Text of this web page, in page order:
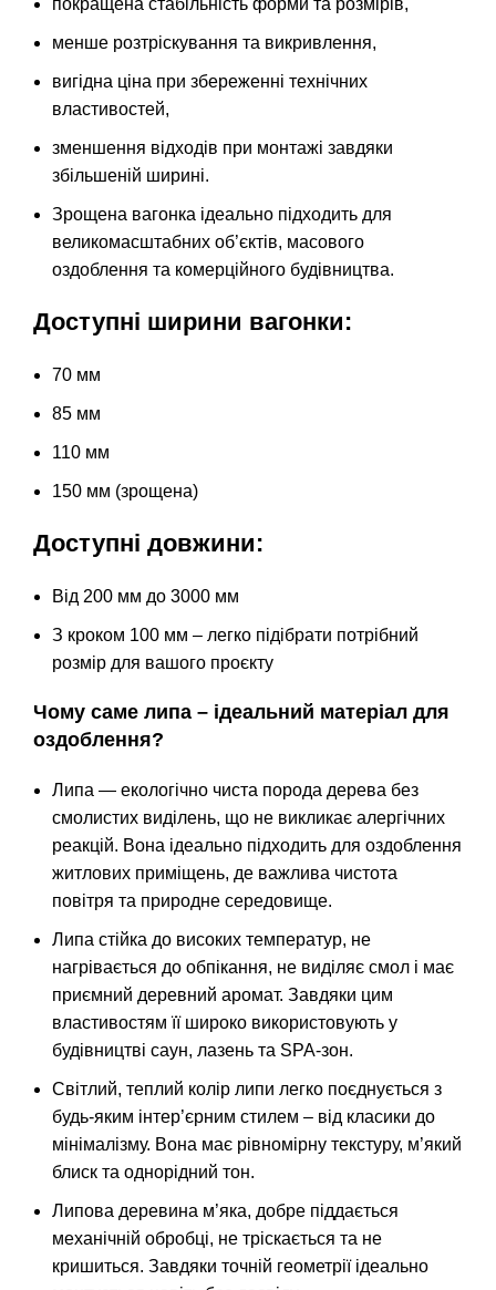
покращена стабільність форми та розмірів,
менше розтріскування та викривлення,
вигідна ціна при збереженні технічних
властивостей,
зменшення відходів при монтажі завдяки
збільшеній ширині.
Зрощена вагонка ідеально підходить для
великомасштабних об’єктів, масового
оздоблення та комерційного будівництва.
Доступні ширини вагонки:
70 мм
85 мм
110 мм
150 мм (зрощена)
Доступні довжини:
Від 200 мм до 3000 мм
З кроком 100 мм – легко підібрати потрібний
розмір для вашого проєкту
Чому саме липа – ідеальний матеріал для
оздоблення?
Липа — екологічно чиста порода дерева без
смолистих виділень, що не викликає алергічних
реакцій. Вона ідеально підходить для оздоблення
житлових приміщень, де важлива чистота
повітря та природне середовище.
Липа стійка до високих температур, не
нагрівається до обпікання, не виділяє смол і має
приємний деревний аромат. Завдяки цим
властивостям її широко використовують у
будівництві саун, лазень та SPA-зон.
Світлий, теплий колір липи легко поєднується з
будь-яким інтер’єрним стилем – від класики до
мінімалізму. Вона має рівномірну текстуру, м’який
блиск та однорідний тон.
Липова деревина м’яка, добре піддається
механічній обробці, не тріскається та не
кришиться. Завдяки точній геометрії ідеально